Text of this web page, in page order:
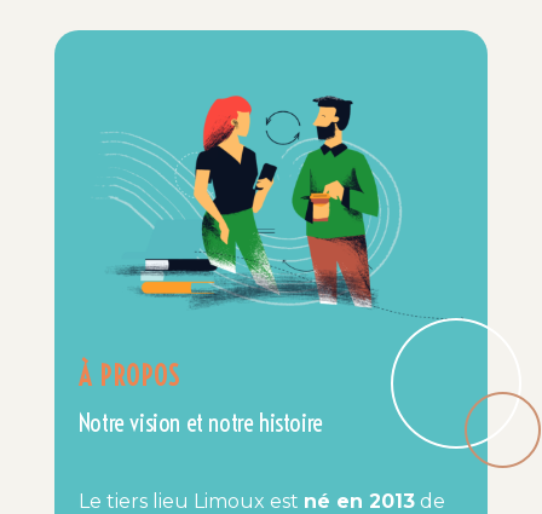
À PROPOS
Notre vision et notre histoire
Le tiers lieu Limoux est né en 2013de